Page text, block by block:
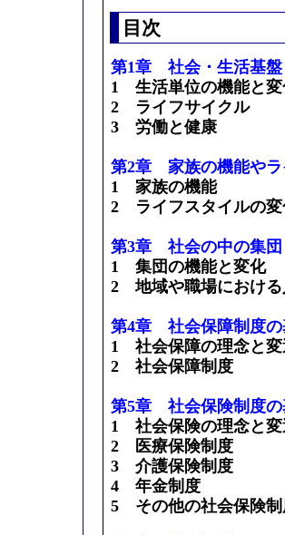
目次
第1章 社会・生活基盤
1 生活単位の機能と変
2 ライフサイクル
3 労働と健康
第2章 家族の機能やラ
1 家族の機能
2 ライフスタイルの変
第3章 社会の中の集団
1 集団の機能と変化
2 地域や職場における
第4章 社会保障制度の
1 社会保障の理念と変
2 社会保障制度
第5章 社会保険制度の
1 社会保険の理念と変
2 医療保険制度
3 介護保険制度
4 年金制度
5 その他の社会保険制